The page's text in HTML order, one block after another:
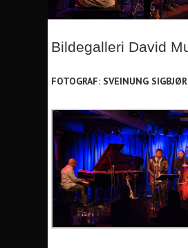
Bildegalleri David
FOTOGRAF: SVEINUNG